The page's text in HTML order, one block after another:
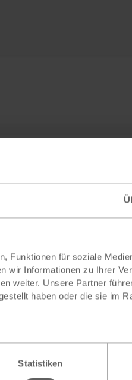
Funktionen für soziale
wir Informationen zu Ihrer
weiter. Unsere Partner
haben oder die sie im
Statistiken
sich für
Sie bietet neben der
Briefeschreiben zeigt
Kontakt zum
Basis für unsere Arbeit.